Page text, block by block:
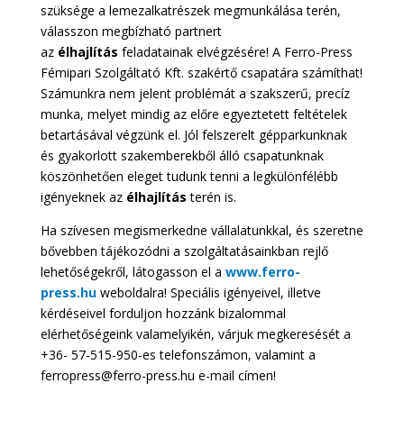
szüksége a lemezalkatrészek megmunkálása terén,
válasszon megbízható partnert
az élhajlítás feladatainak elvégzésére! A Ferro-Press
Fémipari Szolgáltató Kft. szakértő csapatára számíthat!
Számunkra nem jelent problémát a szakszerű, precíz
munka, melyet mindig az előre egyeztetett feltételek
betartásával végzünk el. Jól felszerelt gépparkunknak
és gyakorlott szakemberekből álló csapatunknak
köszönhetően eleget tudunk tenni a legkülönfélébb
igényeknek az élhajlítás terén is.
Ha szívesen megismerkedne vállalatunkkal, és szeretne
bővebben tájékozódni a szolgáltatásainkban rejlő
lehetőségekről, látogasson el a www.ferro-
press.huweboldalra! Speciális igényeivel, illetve
kérdéseivel forduljon hozzánk bizalommal
elérhetőségeink valamelyikén, várjuk megkeresését a
+36- 57-515-950-es telefonszámon, valamint a
ferropress@ferro-press.hu e-mail címen!